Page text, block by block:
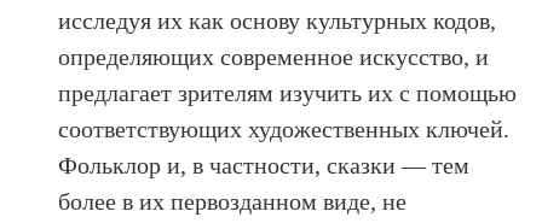
исследуя их как основу культурных кодов,
определяющих современное искусство, и
предлагает зрителям изучить их с помощью
соответствующих художественных ключей.
Фольклор и, в частности, сказки — тем
более в их первозданном виде, не